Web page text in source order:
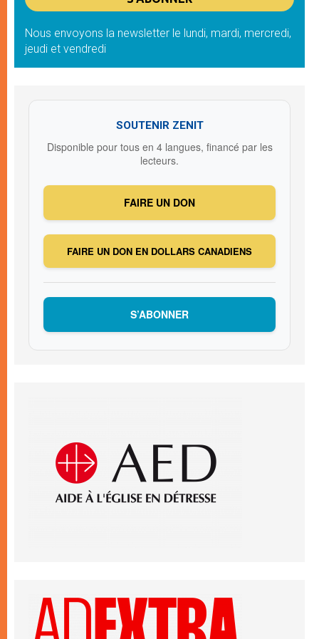
Nous envoyons la newsletter le lundi, mardi, mercredi,
jeudi et vendredi
SOUTENIR ZENIT
Disponible pour tous en 4 langues, financé par les
lecteurs.
FAIRE UN DON
FAIRE UN DON EN DOLLARS CANADIENS
S’ABONNER